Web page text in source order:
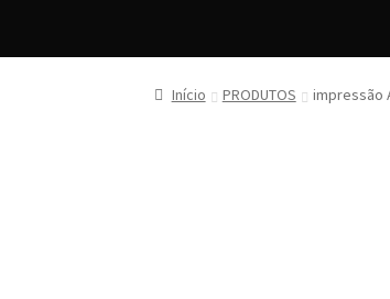
Início PRODUTOS impressão